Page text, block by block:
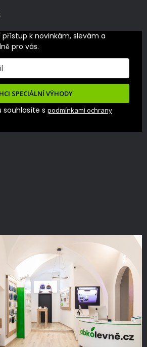
přístup k novinkám, slevám a
pro vás.
SPECIÁLNÍ VÝHODY
s podmínkami ochrany